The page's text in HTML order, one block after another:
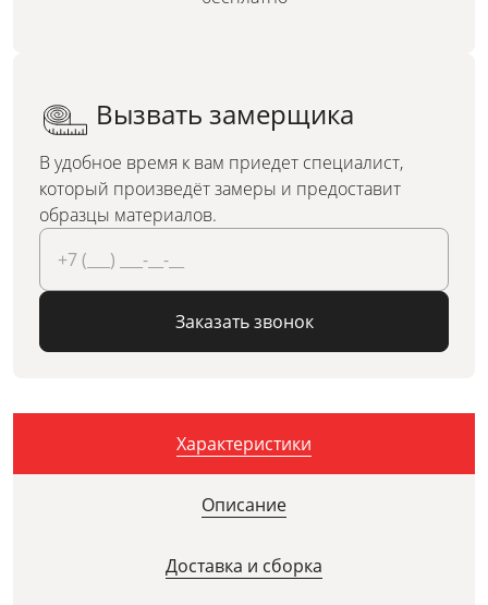
Вызвать замерщика
В удобное время к вам приедет специалист,
который произведёт замеры и предоставит
образцы материалов.
Заказать звонок
Характеристики
Описание
Доставка и сборка